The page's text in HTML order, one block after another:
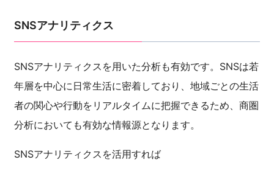
SNSアナリティクス
SNSアナリティクスを用いた分析も有効です。SNSは若
年層を中心に日常生活に密着しており、地域ごとの生活
者の関心や行動をリアルタイムに把握できるため、商圏
分析においても有効な情報源となります。
SNSアナリティクスを活用すれば